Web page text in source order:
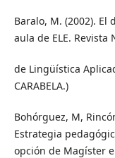
Baralo, M. (2002).
aula de ELE. Revista
de Lingüística
CARABELA.)
Bohórguez, M,
Estrategia
opción de Magíster